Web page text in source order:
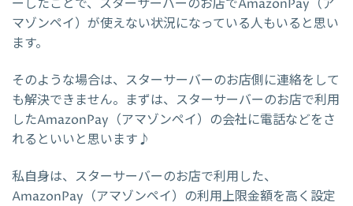
ーしたことで、スターサーバーのお店でAmazonPay（ア
マゾンペイ）が使えない状況になっている人もいると思い
ます。
そのような場合は、スターサーバーのお店側に連絡をして
も解決できません。まずは、スターサーバーのお店で利用
したAmazonPay（アマゾンペイ）の会社に電話などをさ
れるといいと思います♪
私自身は、スターサーバーのお店で利用した、
AmazonPay（アマゾンペイ）の利用上限金額を高く設定